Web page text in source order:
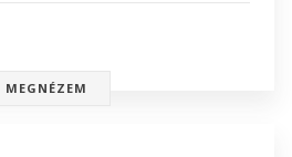
MEGNÉZEM